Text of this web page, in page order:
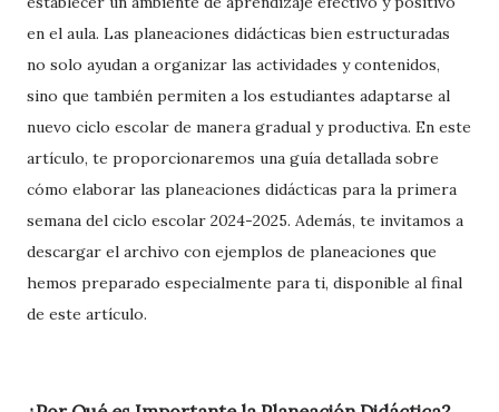
en el aula. Las planeaciones didácticas bien estructuradas
no solo ayudan a organizar las actividades y contenidos,
sino que también permiten a los estudiantes adaptarse al
nuevo ciclo escolar de manera gradual y productiva. En este
artículo, te proporcionaremos una guía detallada sobre
cómo elaborar las planeaciones didácticas para la primera
semana del ciclo escolar 2024-2025. Además, te invitamos a
descargar el archivo con ejemplos de planeaciones que
hemos preparado especialmente para ti, disponible al final
de este artículo.